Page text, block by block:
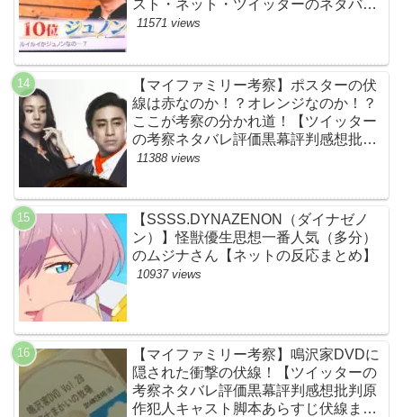
スト・ネット・ツイッターのネタバレ
考察まとめ感想評価評判・スッキリ・
11571 views
【マイファミリー考察】ポスターの伏
線は赤なのか！？オレンジなのか！？
ここが考察の分かれ道！【ツイッター
の考察ネタバレ評価黒幕評判感想批判
原作犯人キャスト脚本あらすじ伏線ま
11388 views
【SSSS.DYNAZENON（ダイナゼノ
ン）】怪獣優生思想一番人気（多分）
のムジナさん【ネットの反応まとめ】
10937 views
【マイファミリー考察】鳴沢家DVDに
隠された衝撃の伏線！【ツイッターの
考察ネタバレ評価黒幕評判感想批判原
作犯人キャスト脚本あらすじ伏線まと